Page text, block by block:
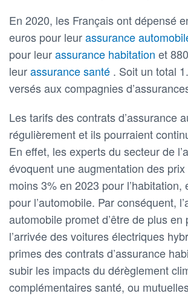
En 2020, les Français ont dépensé
euros pour leurassurance
pour leurassurance habitation et
leurassurance santé . Soit un total
versés aux compagnies
Les tarifs des contrats d’assurance
régulièrement et ils pourraient
En effet, les experts du secteur de
évoquent une augmentation des prix
moins 3% en 2023 pour l’habitation,
pour l’automobile. Par conséquent,
automobile promet d’être de plus
l’arrivée des voitures électriques
primes des contrats d’assurance
subir les impacts du dérèglement
complémentaires santé, ou